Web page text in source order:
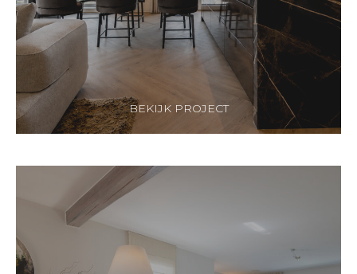
BEKIJK PROJECT